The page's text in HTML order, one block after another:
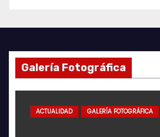
Galería Fotográfica
ACTUALIDAD GALERÍA FOTOGRÁFICA